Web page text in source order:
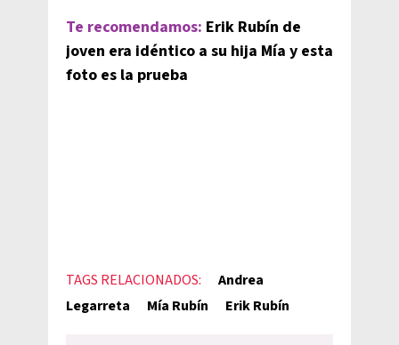
Te recomendamos: Erik Rubín de
joven era idéntico a su hija Mía y esta
foto es la prueba
TAGS RELACIONADOS:
Andrea
Legarreta
Mía Rubín Erik Rubín